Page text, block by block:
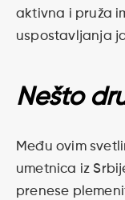
aktivna i pruža
uspostavljanja
Nešto
Među ovim
umetnica iz
prenese